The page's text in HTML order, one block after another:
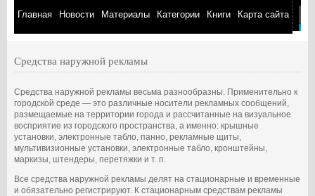
Главная Новости Материалы Категории Книги Карта сайта
Средства наружной рекламы
Средства наружной рекламы весьма разнообразны. Применительно к
городской среде — это различные носители рекламных сообщений,
размещаемые на территории города и рассчитанные на визуальное
восприятие из городского пространства, а именно: крышные
установки, электронные табло, панно, рекламные щиты,
мультивизионные установки, электронные табло, кронштейны,
маркизы, штендеры, перетяжки и т. п.
Все средства наружной рекламы делят на стационарные и временные
и обязательно регистрируют. К стационарным средствам рекламы